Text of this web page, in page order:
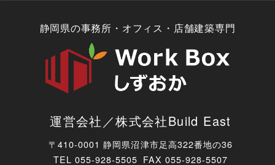
静岡県の事務所・オフィス・店舗建築専門
運営会社／株式会社Build East
〒410-0001 静岡県沼津市足高322番地の36
TEL055-928-5505 FAX 055-928-5507